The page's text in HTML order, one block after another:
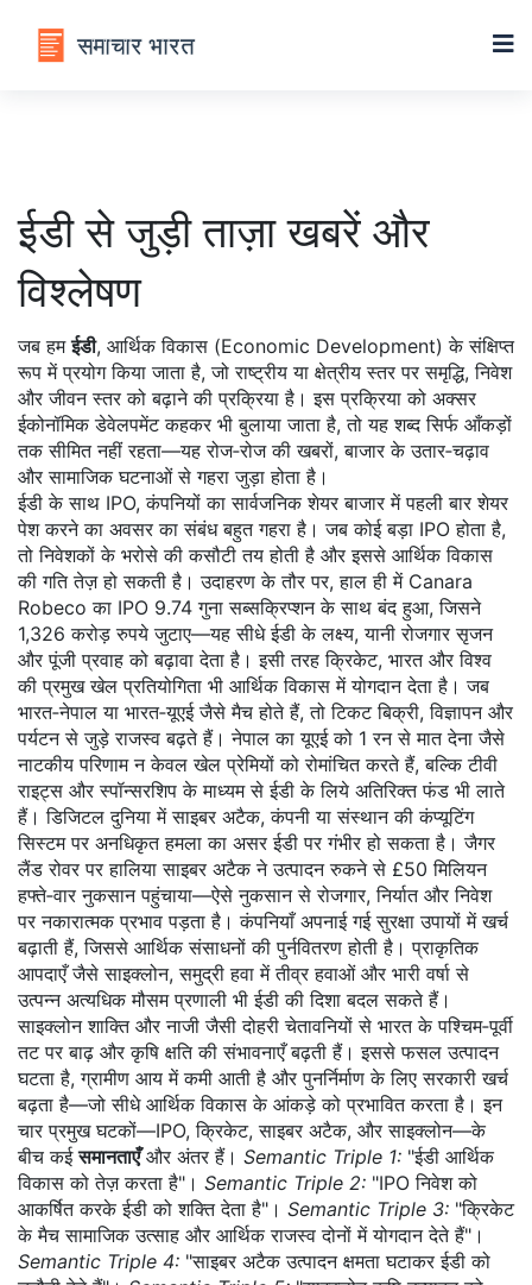
ईडी से जुड़ी ताज़ा खबरें और
विश्लेषण
जब हमईडी, आर्थिक विकास (Economic Development) के संक्षिप्त
रूप में प्रयोग किया जाता है, जो राष्ट्रीय या क्षेत्रीय स्तर पर समृद्धि, निवेश
और जीवन स्तर को बढ़ाने की प्रक्रिया है । इस प्रक्रिया को अक्सर
ईकोनॉमिक डेवेलपमेंटकहकर भी बुलाया जाता है, तो यह शब्द सिर्फ आँकड़ों
तक सीमित नहीं रहता—यह रोज‑रोज की खबरों, बाजार के उतार‑चढ़ाव
और सामाजिक घटनाओं से गहरा जुड़ा होता है।
ईडी के साथ IPO,कंपनियों का सार्वजनिक शेयर बाजार में पहली बार शेयर
पेश करने का अवसर का संबंध बहुत गहरा है। जब कोई बड़ा IPO होता है,
तो निवेशकों के भरोसे की कसौटी तय होती है और इससे आर्थिक विकास
की गति तेज़ हो सकती है। उदाहरण के तौर पर, हाल ही में Canara
Robeco का IPO 9.74 गुना सब्सक्रिप्शन के साथ बंद हुआ, जिसने
1,326 करोड़ रुपये जुटाए—यह सीधे ईडी के लक्ष्य, यानी रोजगार सृजन
और पूंजी प्रवाह को बढ़ावा देता है। इसी तरहक्रिकेट, भारत और विश्व
की प्रमुख खेल प्रतियोगिता भी आर्थिक विकास में योगदान देता है। जब
भारत‑नेपाल या भारत‑यूएई जैसे मैच होते हैं, तो टिकट बिक्री, विज्ञापन और
पर्यटन से जुड़े राजस्व बढ़ते हैं। नेपाल का यूएई को 1 रन से मात देना जैसे
नाटकीय परिणाम न केवल खेल प्रेमियों को रोमांचित करते हैं, बल्कि टीवी
राइट्स और स्पॉन्सरशिप के माध्यम से ईडी के लिये अतिरिक्त फंड भी लाते
हैं। डिजिटल दुनिया मेंसाइबर अटैक,कंपनी या संस्थान की कंप्यूटिंग
सिस्टम पर अनधिकृत हमला का असर ईडी पर गंभीर हो सकता है। जैगर
लैंड रोवर पर हालिया साइबर अटैक ने उत्पादन रुकने से £50 मिलियन
हफ्ते‑वार नुकसान पहुंचाया—ऐसे नुकसान से रोजगार, निर्यात और निवेश
पर नकारात्मक प्रभाव पड़ता है। कंपनियाँ अपनाई गई सुरक्षा उपायों में खर्च
बढ़ाती हैं, जिससे आर्थिक संसाधनों की पुर्नवितरण होती है। प्राकृतिक
आपदाएँ जैसेसाइक्लोन,समुद्री हवा में तीव्र हवाओं और भारी वर्षा से
उत्पन्न अत्यधिक मौसम प्रणाली भी ईडी की दिशा बदल सकते हैं।
साइक्लोन शाक्ति और नाजी जैसी दोहरी चेतावनियों से भारत के पश्चिम‑पूर्वी
तट पर बाढ़ और कृषि क्षति की संभावनाएँ बढ़ती हैं। इससे फसल उत्पादन
घटता है, ग्रामीण आय में कमी आती है और पुनर्निर्माण के लिए सरकारी खर्च
बढ़ता है—जो सीधे आर्थिक विकास के आंकड़े को प्रभावित करता है। इन
चार प्रमुख घटकों—IPO, क्रिकेट, साइबर अटैक, और साइक्लोन—के
बीच कईसमानताएँऔर अंतर हैं। Semantic Triple 1: "ईडी आर्थिक
विकास को तेज़ करता है"। Semantic Triple 2: "IPO निवेश को
आकर्षित करके ईडी को शक्ति देता है"। Semantic Triple 3: "क्रिकेट
के मैच सामाजिक उत्साह और आर्थिक राजस्व दोनों में योगदान देते हैं"।
Semantic Triple 4: "साइबर अटैक उत्पादन क्षमता घटाकर ईडी को